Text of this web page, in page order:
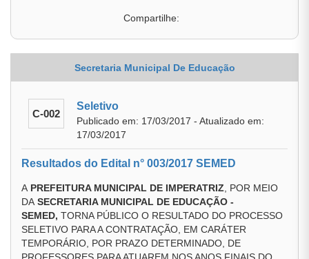
Compartilhe:
Secretaria Municipal De Educação
C-002
Seletivo
Publicado em: 17/03/2017 - Atualizado em:
17/03/2017
Resultados do Edital n° 003/2017 SEMED
A PREFEITURA MUNICIPAL DE IMPERATRIZ , POR MEIO
DA SECRETARIA MUNICIPAL DE EDUCAÇÃO -
SEMED, TORNA PÚBLICO O RESULTADO DO PROCESSO
SELETIVO PARA A CONTRATAÇÃO, EM CARÁTER
TEMPORÁRIO, POR PRAZO DETERMINADO, DE